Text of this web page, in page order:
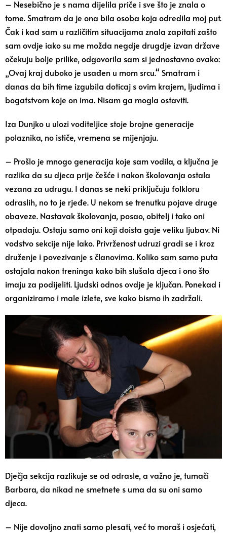
– Nesebično je s nama dijelila priče i sve što je znala o
tome. Smatram da je ona bila osoba koja odredila moj put.
Čak i kad sam u različitim situacijama znala zapitati zašto
sam ovdje iako su me možda negdje drugdje izvan države
očekuju bolje prilike, odgovorila sam si jednostavno ovako:
„Ovaj kraj duboko je usađen u mom srcu.“ Smatram i
danas da bih time izgubila doticaj s ovim krajem, ljudima i
bogatstvom koje on ima. Nisam ga mogla ostaviti.
Iza Dunjko u ulozi voditeljice stoje brojne generacije
polaznika, no ističe, vremena se mijenjaju.
– Prošlo je mnogo generacija koje sam vodila, a ključna je
razlika da su djeca prije češće i nakon školovanja ostala
vezana za udrugu. I danas se neki priključuju folkloru
odraslih, no to je rjeđe. U nekom se trenutku pojave druge
obaveze. Nastavak školovanja, posao, obitelj i tako oni
otpadaju. Ostaju samo oni koji doista gaje veliku ljubav. Ni
vodstvo sekcije nije lako. Privrženost udruzi gradi se i kroz
druženje i povezivanje s članovima. Koliko sam samo puta
ostajala nakon treninga kako bih slušala djeca i ono što
imaju za podijeliti. Ljudski odnos ovdje je ključan. Ponekad i
organiziramo i male izlete, sve kako bismo ih zadržali.
Dječja sekcija razlikuje se od odrasle, a važno je, tumači
Barbara, da nikad ne smetnete s uma da su oni samo
djeca.
– Nije dovoljno znati samo plesati, već to moraš i osjećati,